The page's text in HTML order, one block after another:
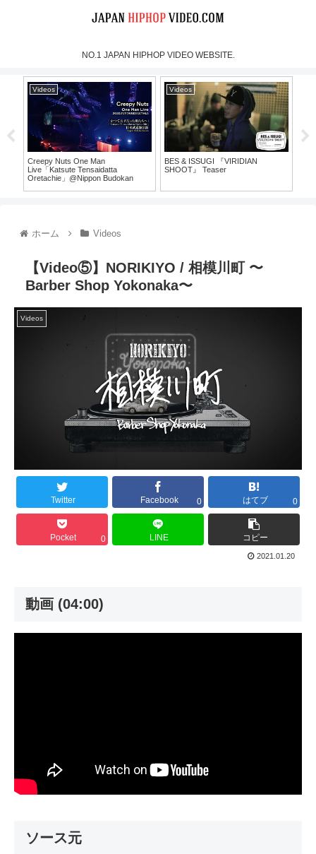
NO.1 JAPAN HIPHOP VIDEO WEBSITE.
Videos
Creepy Nuts One Man
Live「Katsute Tensaidatta
Oretachie」@Nippon Budokan
Videos
BES & ISSUGI 『VIRIDIAN
SHOOT』 Teaser
ホーム Videos
【Video⑤】NORIKIYO / 相模川町 〜
Barber Shop Yokonaka〜
Videos
Twitter Facebook 0 はてブ 0
Pocket 0 LINE コピー
2021.01.20
動画 (04:00)
ソース元